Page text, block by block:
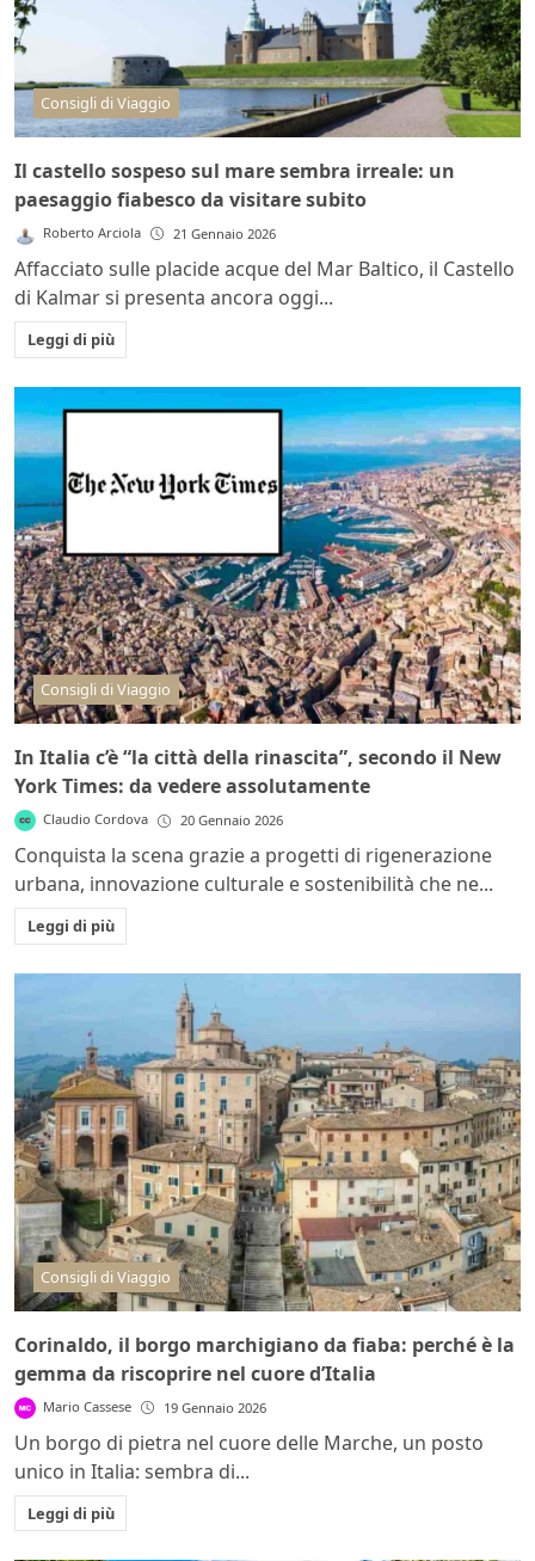
Consigli di Viaggio
Il castello sospeso sul mare sembra irreale: un
paesaggio fiabesco da visitare subito
Roberto Arciola 21 Gennaio 2026
Affacciato sulle placide acque del Mar Baltico, il Castello
di Kalmar si presenta ancora oggi...
Leggi di più
Consigli di Viaggio
In Italia c’è “la città della rinascita”, secondo il New
York Times: da vedere assolutamente
Claudio Cordova 20 Gennaio 2026
Conquista la scena grazie a progetti di rigenerazione
urbana, innovazione culturale e sostenibilità che ne...
Leggi di più
Consigli di Viaggio
Corinaldo, il borgo marchigiano da fiaba: perché è la
gemma da riscoprire nel cuore d’Italia
Mario Cassese 19 Gennaio 2026
Un borgo di pietra nel cuore delle Marche, un posto
unico in Italia: sembra di...
Leggi di più